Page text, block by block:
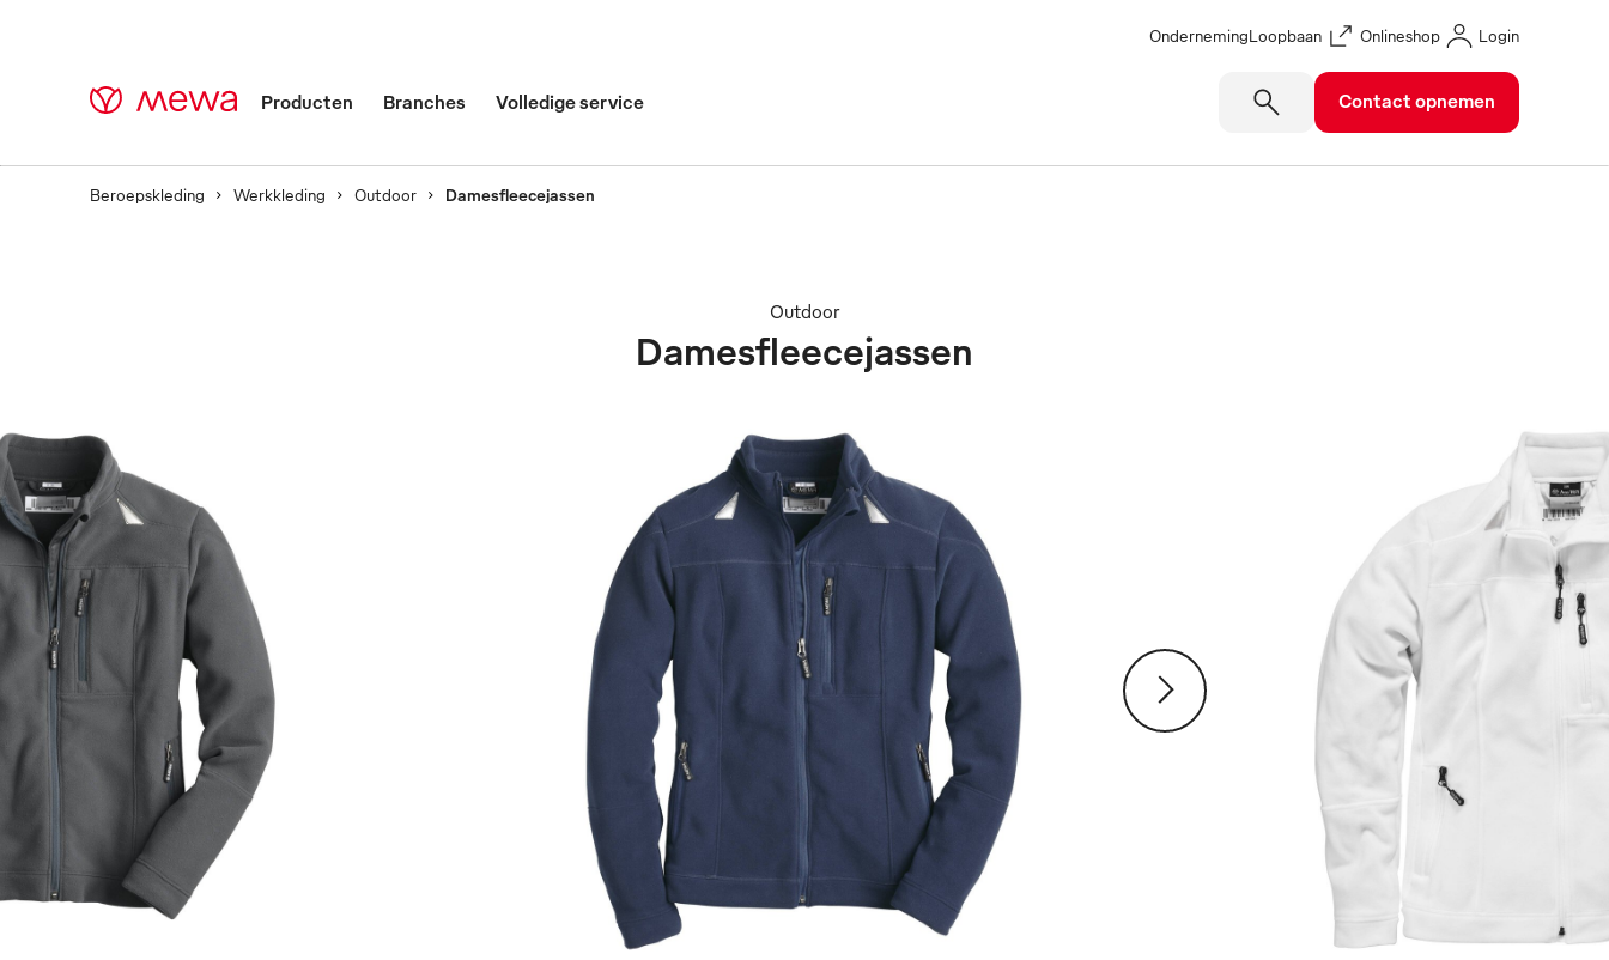
OndernemingLoopbaan Onlineshop Login
Producten Branches Volledige service Contact opnemen
Beroepskleding Werkkleding Outdoor Damesfleecejassen
Damesfleecejassen
Outdoor